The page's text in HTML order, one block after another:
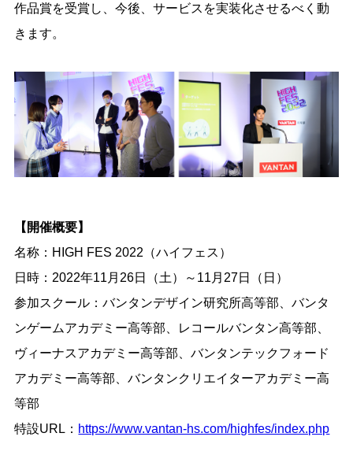
作品賞を受賞し、今後、サービスを実装化させるべく動
きます。
【開催概要】
名称：HIGH FES 2022（ハイフェス）
日時：2022年11月26日（土）～11月27日（日）
参加スクール：バンタンデザイン研究所高等部、バンタ
ンゲームアカデミー高等部、レコールバンタン高等部、
ヴィーナスアカデミー高等部、バンタンテックフォード
アカデミー高等部、バンタンクリエイターアカデミー高
等部
特設URL： https://www.vantan-hs.com/highfes/index.php